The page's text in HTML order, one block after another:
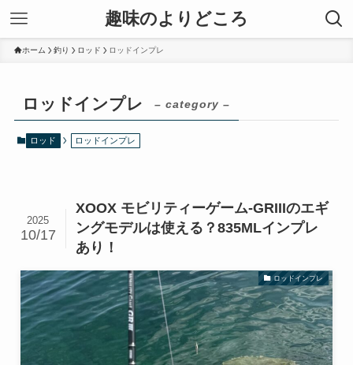
趣味のよりどころ
ホーム 釣り ロッド ロッドインプレ
ロッドインプレ – category –
ロッド ロッドインプレ
XOOX モビリティーゲーム-GRIIIのエギ
ングモデルは使える？835MLインプレ
あり！
2025
10/17
ロッドインプレ